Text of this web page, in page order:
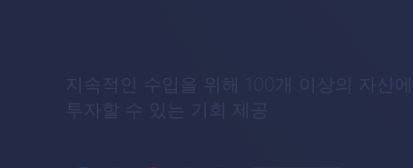
지속적인 수입을 위해 100개 이상의 자산에
투자할 수 있는 기회 제공